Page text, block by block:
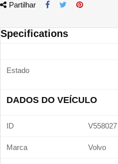
Partilhar
Specifications
Estado
DADOS DO VEÍCULO
ID V558027
Marca Volvo